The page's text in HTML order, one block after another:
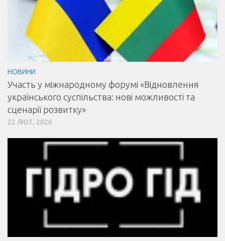
НОВИНИ
Участь у міжнародному форумі «Відновлення
українського суспільства: нові можливості та
сценарії розвитку»
22 ЛЮТ, 2026